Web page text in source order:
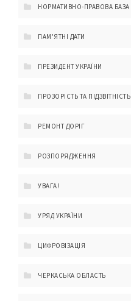
НОРМАТИВНО-ПРАВОВА БАЗА
ПАМ'ЯТНІ ДАТИ
ПРЕЗИДЕНТ УКРАЇНИ
ПРОЗОРІСТЬ ТА ПІДЗВІТНІСТЬ
РЕМОНТ ДОРІГ
РОЗПОРЯДЖЕННЯ
УВАГА!
УРЯД УКРАЇНИ
ЦИФРОВІЗАЦІЯ
ЧЕРКАСЬКА ОБЛАСТЬ